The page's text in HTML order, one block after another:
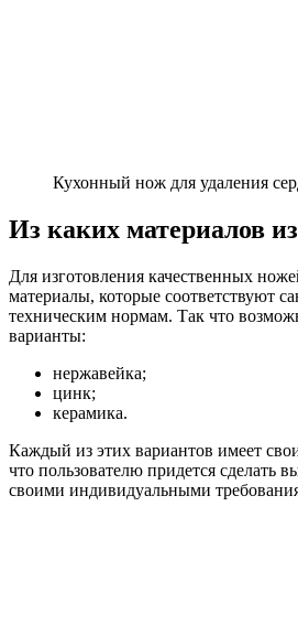
Кухонный нож для удаления
Из каких материалов
Для изготовления качественных
материалы, которые соответствуют
техническим нормам. Так что
варианты:
нержавейка;
цинк;
керамика.
Каждый из этих вариантов имеет
что пользователю придется сделать
своими индивидуальными